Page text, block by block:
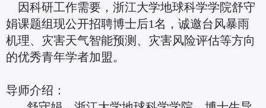
因科研工作需要，浙江大学地球科学学院舒守
娟课题组现公开招聘博士后1名，诚邀台风暴雨
机理、灾害天气智能预测、灾害风险评估等方向
的优秀青年学者加盟。
导师介绍：